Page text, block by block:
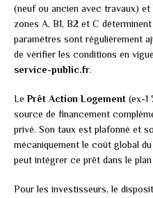
(neuf ou ancien avec travaux)
zones A, B1, B2 et C
paramètres sont régulièrement
de vérifier les conditions en
service-public.fr.
LePrêt Action Logement (ex-1
source de financement
privé. Son taux est plafonné et
mécaniquement le coût global
peut intégrer ce prêt dans le
Pour les investisseurs, le